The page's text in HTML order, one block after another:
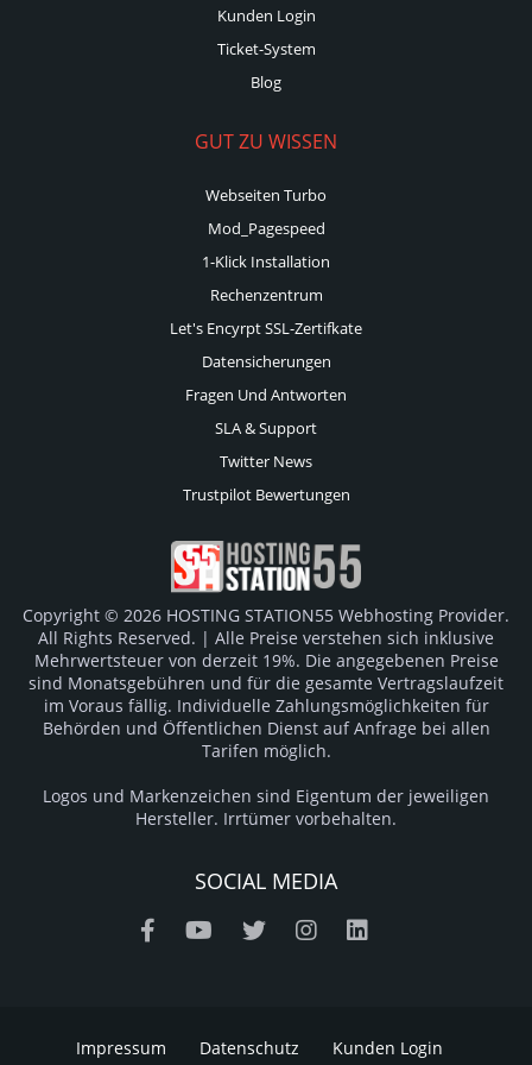
Kunden Login
Ticket-System
Blog
GUT ZU WISSEN
Webseiten Turbo
Mod_Pagespeed
1-Klick Installation
Rechenzentrum
Let's Encyrpt SSL-Zertifkate
Datensicherungen
Fragen Und Antworten
SLA & Support
Twitter News
Trustpilot Bewertungen
Copyright © 2026 HOSTING STATION55 Webhosting Provider.
All Rights Reserved. | Alle Preise verstehen sich inklusive
Mehrwertsteuer von derzeit 19%. Die angegebenen Preise
sind Monatsgebühren und für die gesamte Vertragslaufzeit
im Voraus fällig. Individuelle Zahlungsmöglichkeiten für
Behörden und Öffentlichen Dienst auf Anfrage bei allen
Tarifen möglich.
Logos und Markenzeichen sind Eigentum der jeweiligen
Hersteller. Irrtümer vorbehalten.
SOCIAL MEDIA
Impressum Datenschutz Kunden Login